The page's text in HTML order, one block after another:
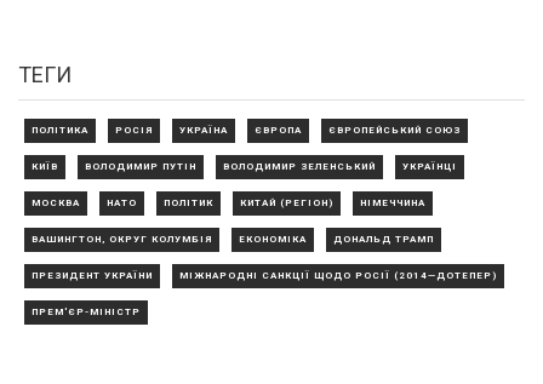
ТЕГИ
ПОЛІТИКА РОСІЯ УКРАЇНА ЄВРОПА ЄВРОПЕЙСЬКИЙ СОЮЗ
КИЇВ ВОЛОДИМИР ПУТІН ВОЛОДИМИР ЗЕЛЕНСЬКИЙ УКРАЇНЦІ
МОСКВА НАТО ПОЛІТИК КИТАЙ (РЕГІОН) НІМЕЧЧИНА
ВАШИНГТОН, ОКРУГ КОЛУМБІЯ ЕКОНОМІКА ДОНАЛЬД ТРАМП
ПРЕЗИДЕНТ УКРАЇНИ МІЖНАРОДНІ САНКЦІЇ ЩОДО РОСІЇ (2014—ДОТЕПЕР)
ПРЕМ'ЄР-МІНІСТР